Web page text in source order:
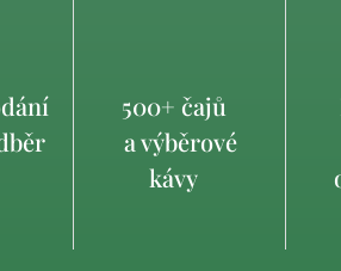
500+ čajů
a výběrové
kávy